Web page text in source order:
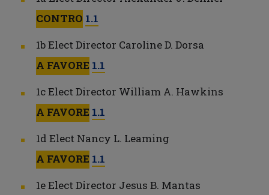
CONTRO 1.1
1b Elect Director Caroline D. Dorsa
A FAVORE 1.1
1c Elect Director William A. Hawkins
A FAVORE 1.1
1d Elect Nancy L. Leaming
A FAVORE 1.1
1e Elect Director Jesus B. Mantas